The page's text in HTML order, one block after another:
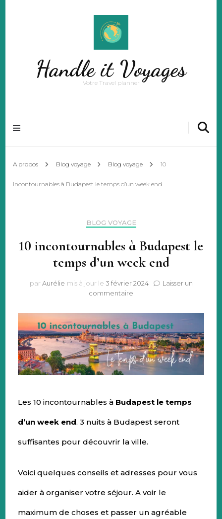
Handle it Voyages
Votre Travel planner
A propos Blog voyage Blog voyage 10
incontournables à Budapest le temps d’un week end
BLOG VOYAGE
10 incontournables à Budapest le
temps d’un week end
par Aurélie mis à jour le 3 février 2024
Laisser un
commentaire
incontournables
à
Budapest
le
temps
d’un
week
Les 10 incontournables à Budapest le temps
d’un week end. 3 nuits à Budapest seront
suffisantes pour découvrir la ville.
Voici quelques conseils et adresses pour vous
aider à organiser votre séjour. A voir le
maximum de choses et passer un agréable